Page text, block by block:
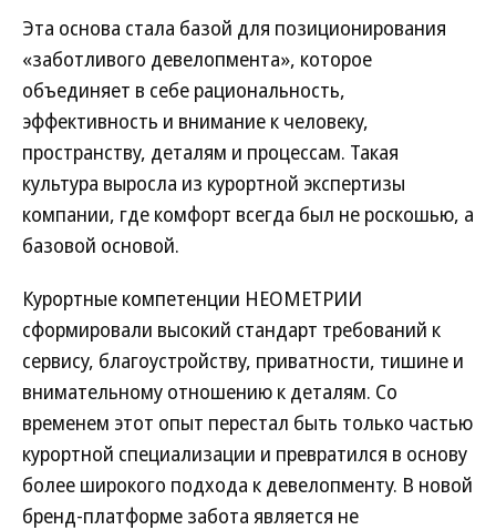
Эта основа стала базой для позиционирования
«заботливого девелопмента», которое
объединяет в себе рациональность,
эффективность и внимание к человеку,
пространству, деталям и процессам. Такая
культура выросла из курортной экспертизы
компании, где комфорт всегда был не роскошью, а
базовой основой.
Курортные компетенции НЕОМЕТРИИ
сформировали высокий стандарт требований к
сервису, благоустройству, приватности, тишине и
внимательному отношению к деталям. Со
временем этот опыт перестал быть только частью
курортной специализации и превратился в основу
более широкого подхода к девелопменту. В новой
бренд-платформе забота является не